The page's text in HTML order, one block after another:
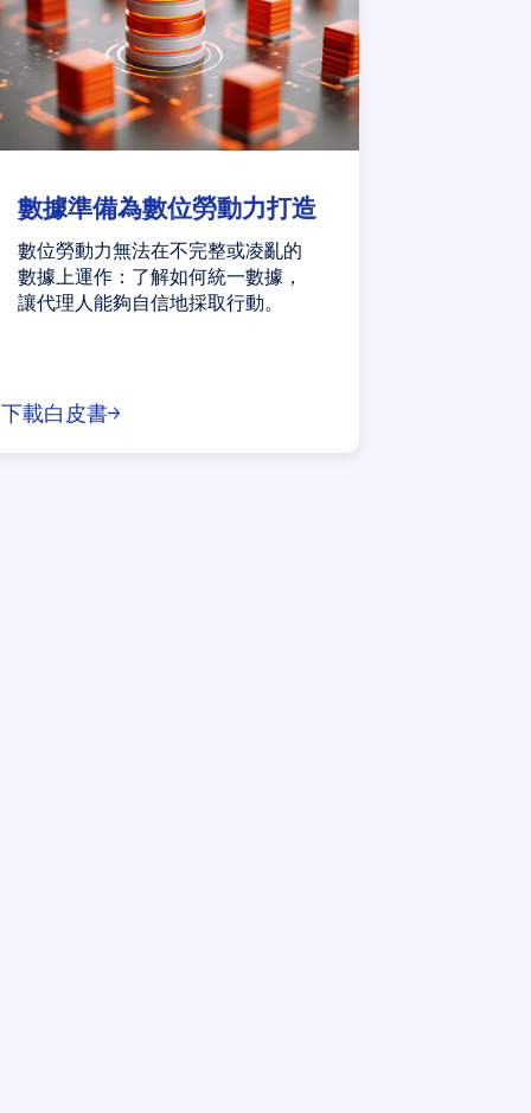
數據準備為數位勞動力打造
數位勞動力無法在不完整或凌亂的
數據上運作：了解如何統一數據，
讓代理人能夠自信地採取行動。
下載白皮書